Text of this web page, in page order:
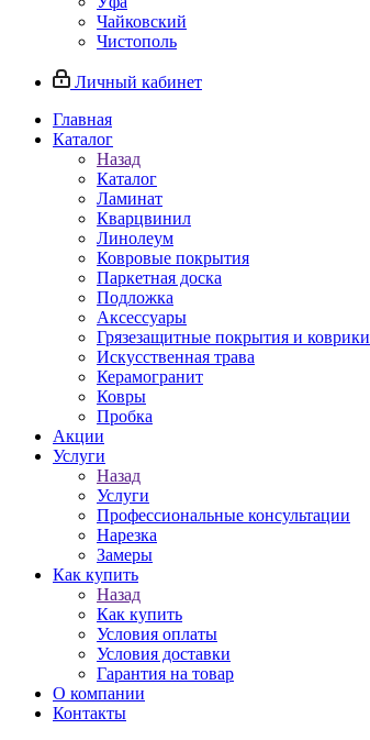
Чайковский
Чистополь
Личный кабинет
Главная
Каталог
Назад
Каталог
Ламинат
Кварцвинил
Линолеум
Ковровые покрытия
Паркетная доска
Подложка
Аксессуары
Грязезащитные покрытия и коврики
Искусственная трава
Керамогранит
Ковры
Пробка
Акции
Услуги
Назад
Услуги
Профессиональные консультации
Нарезка
Замеры
Как купить
Назад
Как купить
Условия оплаты
Условия доставки
Гарантия на товар
О компании
Контакты